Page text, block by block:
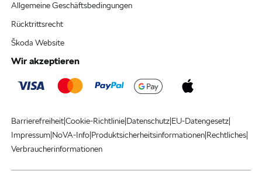
Allgemeine Geschäftsbedingungen
Rücktrittsrecht
Škoda Website
Wir akzeptieren
Barrierefreiheit|Cookie-Richtlinie|Datenschutz|EU-Datengesetz|
Impressum|NoVA-Info|Produktsicherheitsinformationen|Rechtliches|
Verbraucherinformationen